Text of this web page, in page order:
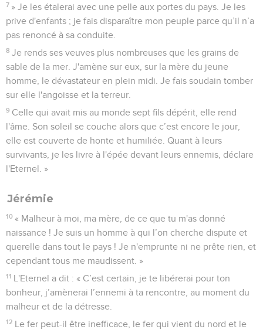
7 » Je les étalerai avec une pelle aux portes du pays. Je les
prive d'enfants ; je fais disparaître mon peuple parce qu’il n’a
pas renoncé à sa conduite.
8 Je rends ses veuves plus nombreuses que les grains de
sable de la mer. J'amène sur eux, sur la mère du jeune
homme, le dévastateur en plein midi. Je fais soudain tomber
sur elle l'angoisse et la terreur.
9 Celle qui avait mis au monde sept fils dépérit, elle rend
l'âme. Son soleil se couche alors que c’est encore le jour,
elle est couverte de honte et humiliée. Quant à leurs
survivants, je les livre à l'épée devant leurs ennemis, déclare
l'Eternel. »
Jérémie
10 « Malheur à moi, ma mère, de ce que tu m'as donné
naissance ! Je suis un homme à qui l’on cherche dispute et
querelle dans tout le pays ! Je n'emprunte ni ne prête rien, et
cependant tous me maudissent. »
11 L'Eternel a dit : « C’est certain, je te libérerai pour ton
bonheur, j’amènerai l’ennemi à ta rencontre, au moment du
malheur et de la détresse.
12 Le fer peut-il être inefficace, le fer qui vient du nord et le